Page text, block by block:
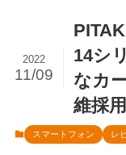
14シ
なカ
維採用
2022
11/09
スマートフォン レ